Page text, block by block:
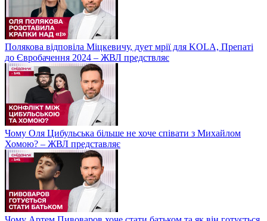
Полякова відповіла Міцкевичу, дует мрії для KOLA, Препаті
до Євробачення 2024 – ЖВЛ предствляє
Чому Оля Цибульська більше не хоче співати з Михайлом
Хомою? – ЖВЛ представляє